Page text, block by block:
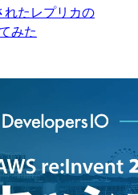
たレプリカの
みた